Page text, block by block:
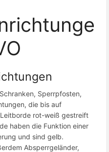
Sperrpfosten,
die bis auf
rot-weiß gestreift
haben die Funktion einer
und sind gelb.
Absperrgeländer,